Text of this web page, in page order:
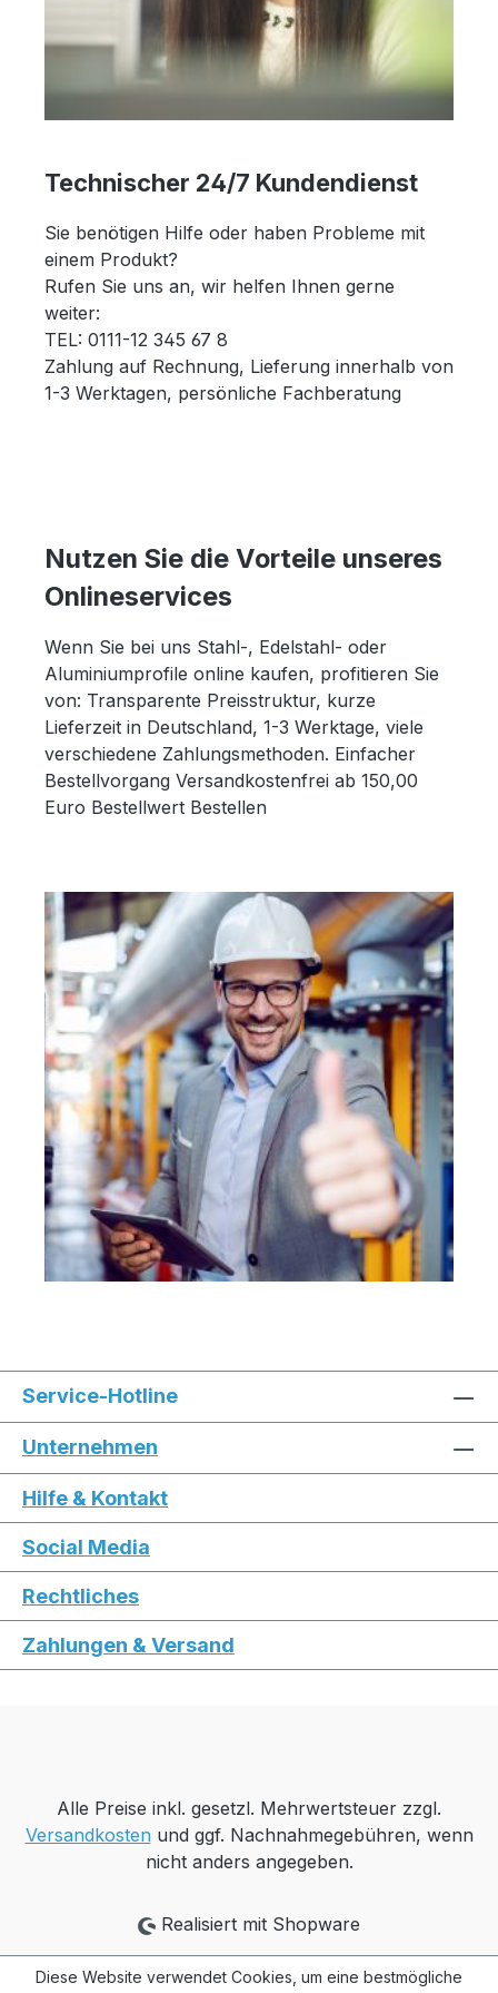
Technischer 24/7 Kundendienst
Sie benötigen Hilfe oder haben Probleme mit
einem Produkt?
Rufen Sie uns an, wir helfen Ihnen gerne
weiter:
TEL: 0111-12 345 67 8
Zahlung auf Rechnung, Lieferung innerhalb von
1-3 Werktagen, persönliche Fachberatung
Nutzen Sie die Vorteile unseres
Onlineservices
Wenn Sie bei uns Stahl-, Edelstahl- oder
Aluminiumprofile online kaufen, profitieren Sie
von: Transparente Preisstruktur, kurze
Lieferzeit in Deutschland, 1-3 Werktage, viele
verschiedene Zahlungsmethoden. Einfacher
Bestellvorgang Versandkostenfrei ab 150,00
Euro Bestellwert Bestellen
Service-Hotline
Unternehmen
Hilfe & Kontakt
Social Media
Rechtliches
Zahlungen & Versand
Alle Preise inkl. gesetzl. Mehrwertsteuer zzgl.
Versandkosten und ggf. Nachnahmegebühren, wenn
nicht anders angegeben.
Realisiert mit Shopware
Diese Website verwendet Cookies, um eine bestmögliche